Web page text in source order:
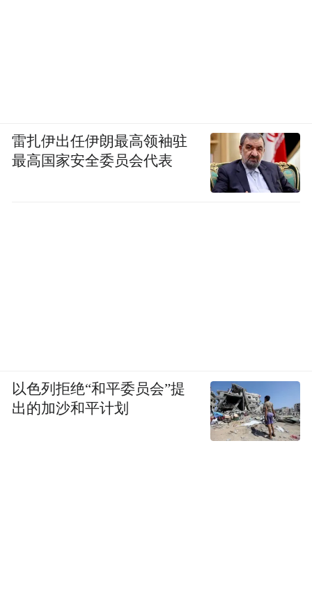
雷扎伊出任伊朗最高领袖驻
最高国家安全委员会代表
以色列拒绝“和平委员会”提
出的加沙和平计划